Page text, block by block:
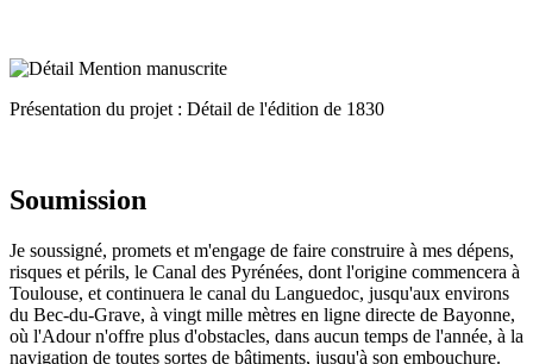
Présentation du projet : Détail de l'édition de 1830
Soumission
Je soussigné, promets et m'engage de faire construire à mes dépens,
risques et périls, le Canal des Pyrénées, dont l'origine commencera à
Toulouse, et continuera le canal du Languedoc, jusqu'aux environs
du Bec-du-Grave, à vingt mille mètres en ligne directe de Bayonne,
où l'Adour n'offre plus d'obstacles, dans aucun temps de l'année, à la
navigation de toutes sortes de bâtiments, jusqu'à son embouchure.